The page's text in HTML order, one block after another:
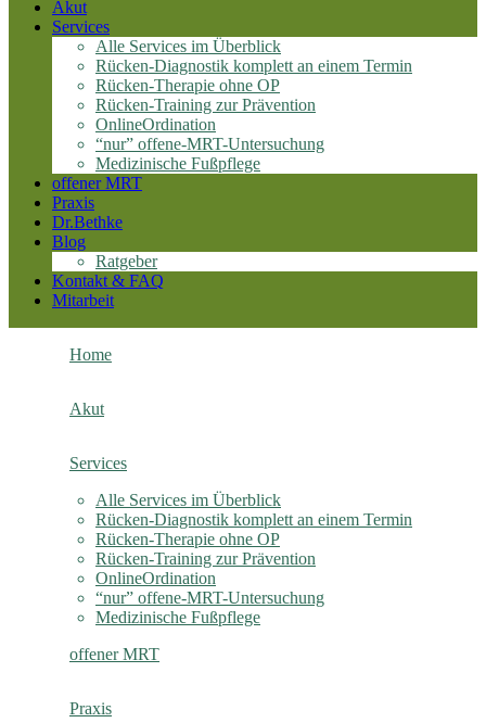
Akut
Services
Alle Services im Überblick
Rücken-Diagnostik komplett an einem Termin
Rücken-Therapie ohne OP
Rücken-Training zur Prävention
OnlineOrdination
“nur” offene-MRT-Untersuchung
Medizinische Fußpflege
offener MRT
Praxis
Dr.Bethke
Blog
Ratgeber
Kontakt & FAQ
Mitarbeit
Home
Akut
Services
Alle Services im Überblick
Rücken-Diagnostik komplett an einem Termin
Rücken-Therapie ohne OP
Rücken-Training zur Prävention
OnlineOrdination
“nur” offene-MRT-Untersuchung
Medizinische Fußpflege
offener MRT
Praxis